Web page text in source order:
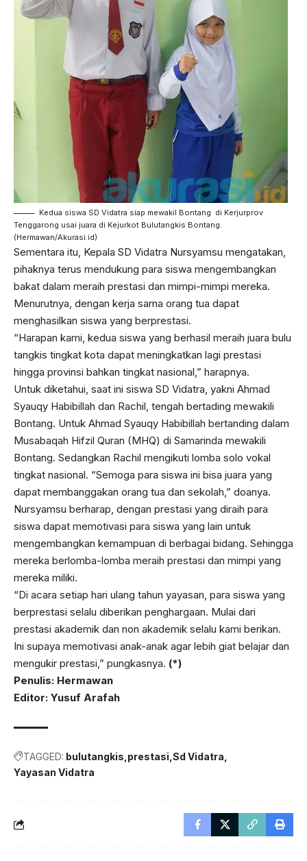
Kedua siswa SD Vidatra siap mewakil Bontang di Kerjurprov
Tenggarong usai juara di Kejurkot Bulutangkis Bontang.
(Hermawan/Akurasi.id)
Sementara itu, Kepala SD Vidatra Nursyamsu mengatakan,
pihaknya terus mendukung para siswa mengembangkan
bakat dalam meraih prestasi dan mimpi-mimpi mereka.
Menurutnya, dengan kerja sama orang tua dapat
menghasilkan siswa yang berprestasi.
“Harapan kami, kedua siswa yang berhasil meraih juara bulu
tangkis tingkat kota dapat meningkatkan lagi prestasi
hingga provinsi bahkan tingkat nasional,” harapnya.
Untuk diketahui, saat ini siswa SD Vidatra, yakni Ahmad
Syauqy Habibillah dan Rachil, tengah bertading mewakili
Bontang. Untuk Ahmad Syauqy Habibillah bertanding dalam
Musabaqah Hifzil Quran (MHQ) di Samarinda mewakili
Bontang. Sedangkan Rachil mengikuti lomba solo vokal
tingkat nasional. “Semoga para siswa ini bisa juara yang
dapat membanggakan orang tua dan sekolah,” doanya.
Nursyamsu berharap, dengan prestasi yang diraih para
siswa dapat memotivasi para siswa yang lain untuk
mengembangkan kemampuan di berbagai bidang. Sehingga
mereka berlomba-lomba meraih prestasi dan mimpi yang
mereka miliki.
“Di acara setiap hari ulang tahun yayasan, para siswa yang
berprestasi selalu diberikan penghargaan. Mulai dari
prestasi akademik dan non akademik selalu kami berikan.
Ini supaya memotivasi anak-anak agar lebih giat belajar dan
mengukir prestasi,” pungkasnya. (*)
Penulis: Hermawan
Editor: Yusuf Arafah
TAGGED: bulutangkis prestasi Sd Vidatra
Yayasan Vidatra